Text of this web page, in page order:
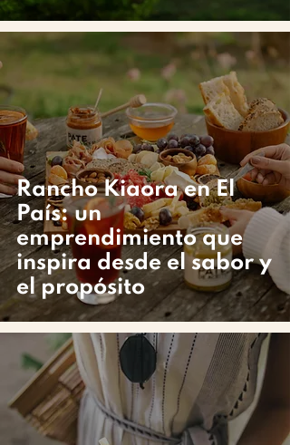
Rancho Kiaora en El
País: un
emprendimiento que
inspira desde el sabor y
el propósito